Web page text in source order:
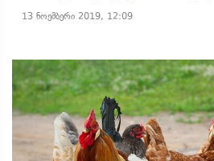
13 ნოემბერი 2019, 12:09